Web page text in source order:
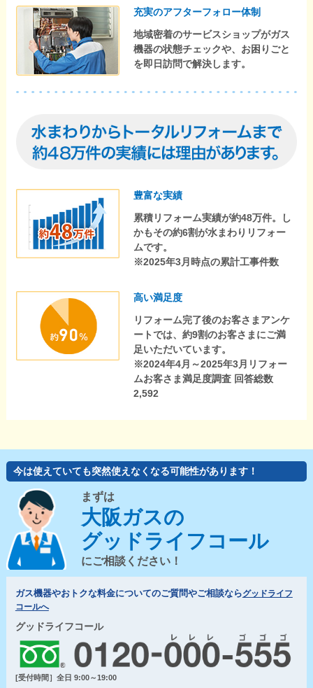
充実のアフターフォロー体制
地域密着のサービスショップがガス
機器の状態チェックや、お困りごと
を即日訪問で解決します。
豊富な実績
累積リフォーム実績が約48万件。し
かもその約6割が水まわりリフォー
ムです。
※2025年3月時点の累計工事件数
高い満足度
リフォーム完了後のお客さまアンケ
ートでは、約9割のお客さまにご満
足いただいています。
※2024年4月～2025年3月リフォー
ムお客さま満足度調査 回答総数
2,592
今は使えていても突然使えなくなる可能性があります！
まずは
大阪ガスの
グッドライフコール
にご相談ください！
ガス機器やおトクな料金についてのご質問やご相談ならグッドライフ
コールへ
グッドライフコール
[受付時間］全日 9:00～19:00